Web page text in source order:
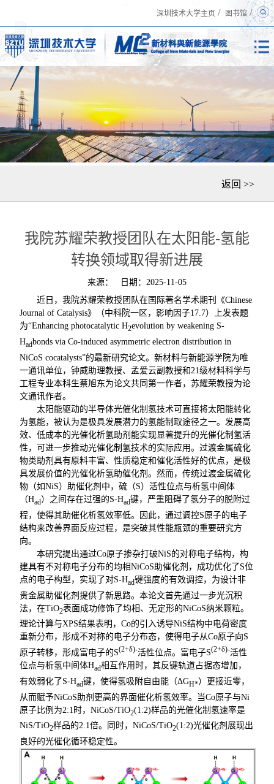
深圳技术大学主页 / 图书馆 /
返回 >>
我院苏耀荣教授团队在太阳能-氢能
转换领域取得新进展
来源：
日期：2025-11-05
近日，我院苏耀荣教授团队在国际著名学术期刊《Chinese
Journal of Catalysis》（中科院一区，影响因子17.7）上发表题
为“Enhancing photocatalytic H2evolution by weakening S-
Hadbonds via Co-induced asymmetric electron distribution in
NiCoS cocatalysts”的最新研究论文。新材料与新能源学院为唯
一通讯单位，钟威助理教授、孟爱云副教授和21级材料科学与
工程专业本科生蔡旭东为论文共同第一作者，苏耀荣教授为论
文通讯作者。
太阳能驱动的半导体光催化制氢技术可直接将太阳能转化
为氢能，被认为是极具发展潜力的氢能制取途径之一。发展高
效、低成本的光催化析氢助剂能实现显著提升的光催化制氢活
性，可进一步推动光催化制氢技术的实际应用。过渡金属硫化
物类助剂具有原料丰富、性质稳定和催化活性好的优点，是极
具发展价值的光催化析氢助催化剂。然而，传统过渡金属硫化
物（如NiS）助催化剂中，硫（S）活性位点与析氢中间体
（Had）之间存在过强的S-Had键，严重阻碍了氢分子的脱附过
程，使得其助催化析氢效率低。因此，通过调控S原子的电子
结构来改善界面反应过程，是突破其性能瓶颈的重要研究方
向。
本研究提出通过Co原子掺杂打破NiS的对称电子结构，构
建具有不对称电子分布的均相NiCoS助催化剂，成功优化了S位
点的电子构型，实现了对S-Had键强度的有效调控，为设计非
贵金属助催化剂提供了新思路。本论文首先通过一步光沉积
法，在TiO2表面成功修饰了均相、无定形的NiCoS纳米颗粒。
理论计算与XPS结果表明，Co的引入诱导NiS结构中电荷密度
重新分布，形成不对称的电子分布态，使得电子从Co原子向S
原子转移，形成富电子的S(2+δ)-活性位点。富电子S(2+δ)-活性
位点与析氢中间体Had相互作用时，其反键轨道占据态增加，
有效弱化了S-Had键，使得氢吸附自由能（ΔGH*）更接近零，
从而赋予NiCoS助剂更高的界面催化析氢效率。当Co原子与Ni
原子比例为2:1时，NiCoS/TiO2(1:2)样品的光催化制氢速率是
NiS/TiO2样品的2.1倍。同时，NiCoS/TiO2(1:2)光催化剂展现出
良好的光催化循环稳定性。